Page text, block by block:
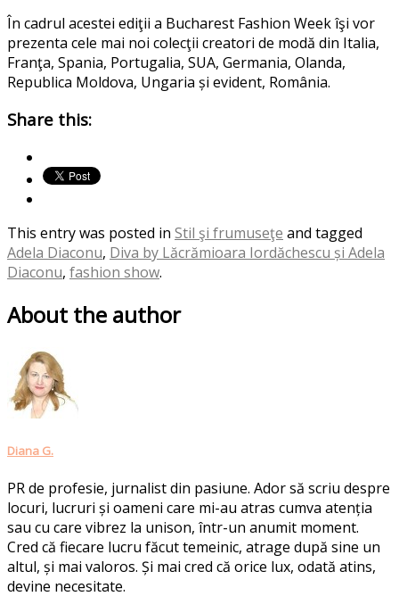
În cadrul acestei ediţii a Bucharest Fashion Week îşi vor
prezenta cele mai noi colecţii creatori de modă din Italia,
Franţa, Spania, Portugalia, SUA, Germania, Olanda,
Republica Moldova, Ungaria și evident, România.
Share this:
This entry was posted in Stil şi frumuseţe and tagged
Adela Diaconu, Diva by Lăcrămioara Iordăchescu și Adela
Diaconu, fashion show.
About the author
Diana G.
PR de profesie, jurnalist din pasiune. Ador să scriu despre
locuri, lucruri și oameni care mi-au atras cumva atenția
sau cu care vibrez la unison, într-un anumit moment.
Cred că fiecare lucru făcut temeinic, atrage după sine un
altul, și mai valoros. Și mai cred că orice lux, odată atins,
devine necesitate.